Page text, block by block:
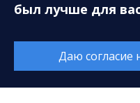
628408, ХМАО-Югра,
E-mail:
был лучше для
Даю согласие